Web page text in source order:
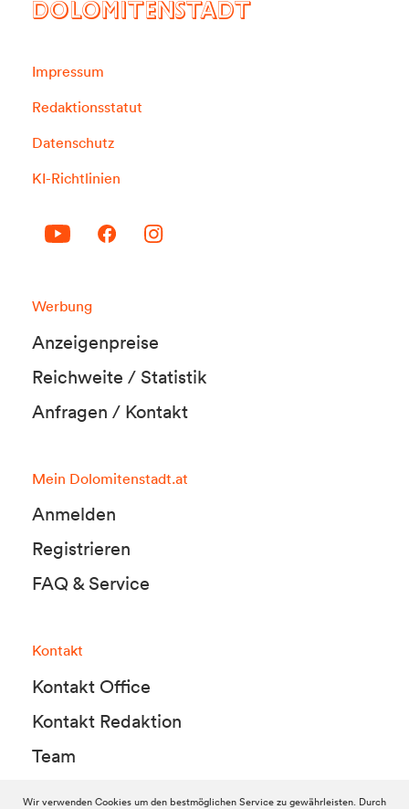
DOLOMITENSTADT
Impressum
Redaktionsstatut
Datenschutz
KI-Richtlinien
Werbung
Anzeigenpreise
Reichweite / Statistik
Anfragen / Kontakt
Mein Dolomitenstadt.at
Anmelden
Registrieren
FAQ & Service
Kontakt
Kontakt Office
Kontakt Redaktion
Team
Wir verwenden Cookies um den bestmöglichen Service zu gewährleisten. Durch